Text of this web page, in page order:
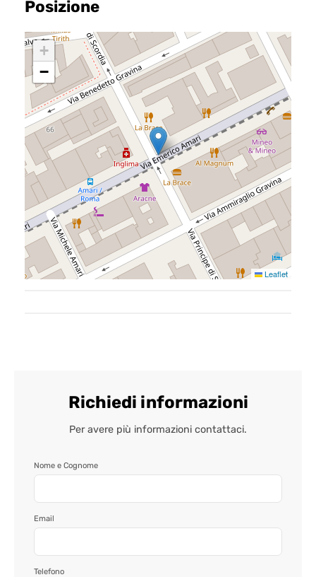
Home
Chi siamo
Il team
Formula BRAVA
Servizi per i clienti
Servizi per gli agenti
I nostri immobili
Blog
Posizione
+
−
Leaflet
Richiedi informazioni
Per avere più informazioni contattaci.
Nome e Cognome
Email
Telefono